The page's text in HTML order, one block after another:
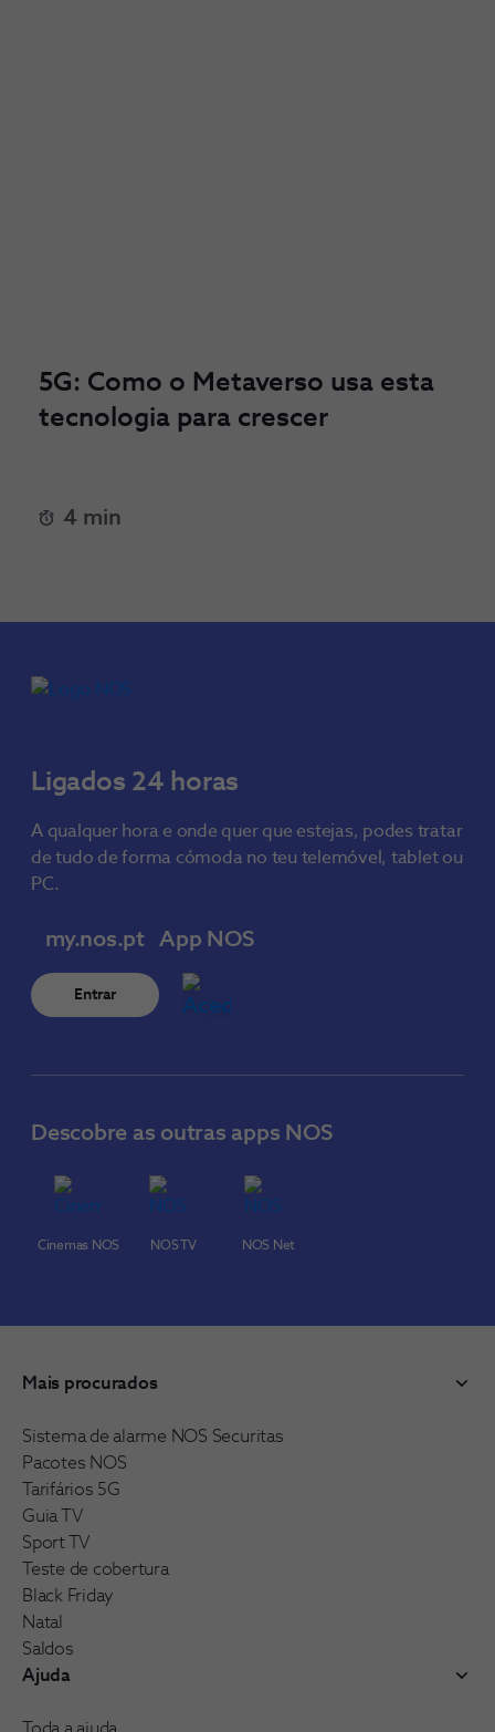
5G: Como o Metaverso usa esta
tecnologia para crescer
4 min
Ligados 24 horas
A qualquer hora e onde quer que estejas, podes tratar
de tudo de forma cómoda no teu telemóvel, tablet ou
PC.
my.nos.pt
Entrar
App NOS
Descobre as outras apps NOS
Cinemas NOS NOS TV NOS Net
Mais procurados
Sistema de alarme NOS Securitas
Pacotes NOS
Tarifários 5G
Guia TV
Sport TV
Teste de cobertura
Black Friday
Natal
Saldos
Ajuda